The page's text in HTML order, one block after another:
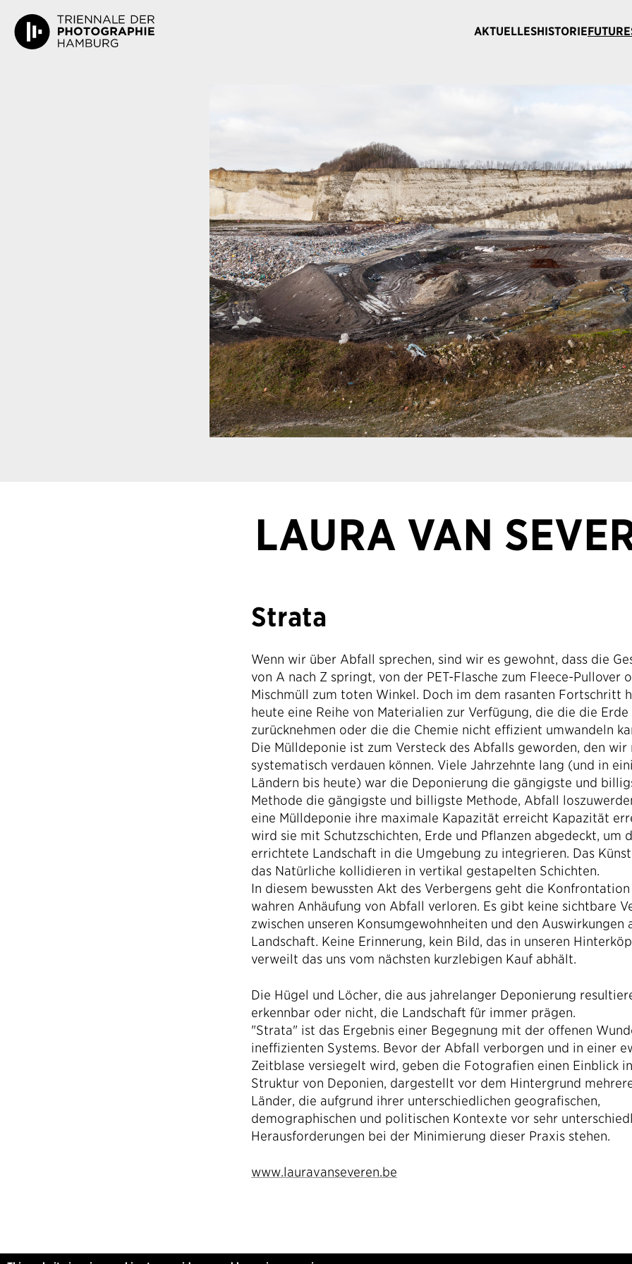
AKTUELLESHISTORIE
LAURA VAN
Strata
Wenn wir über Abfall sprechen, sind wir es gewohnt, dass die
von A nach Z springt, von der PET-Flasche zum Fleece-Pullover
Mischmüll zum toten Winkel. Doch im dem rasanten Fortschritt
heute eine Reihe von Materialien zur Verfügung, die die die
zurücknehmen oder die die Chemie nicht effizient umwandeln
Die Mülldeponie ist zum Versteck des Abfalls geworden, den wir
systematisch verdauen können. Viele Jahrzehnte lang (und in
Ländern bis heute) war die Deponierung die gängigste und
Methode die gängigste und billigste Methode, Abfall
eine Mülldeponie ihre maximale Kapazität erreicht Kapazität
wird sie mit Schutzschichten, Erde und Pflanzen abgedeckt, um
errichtete Landschaft in die Umgebung zu integrieren. Das
das Natürliche kollidieren in vertikal gestapelten Schichten.
In diesem bewussten Akt des Verbergens geht die
wahren Anhäufung von Abfall verloren. Es gibt keine sichtbare
zwischen unseren Konsumgewohnheiten und den Auswirkungen
Landschaft. Keine Erinnerung, kein Bild, das in unseren
verweilt das uns vom nächsten kurzlebigen Kauf abhält.
Die Hügel und Löcher, die aus jahrelanger Deponierung
erkennbar oder nicht, die Landschaft für immer prägen.
"Strata" ist das Ergebnis einer Begegnung mit der offenen
ineffizienten Systems. Bevor der Abfall verborgen und in einer
Zeitblase versiegelt wird, geben die Fotografien einen Einblick
Struktur von Deponien, dargestellt vor dem Hintergrund
Länder, die aufgrund ihrer unterschiedlichen geografischen,
demographischen und politischen Kontexte vor sehr
Herausforderungen bei der Minimierung dieser Praxis stehen.
www.lauravanseveren.be